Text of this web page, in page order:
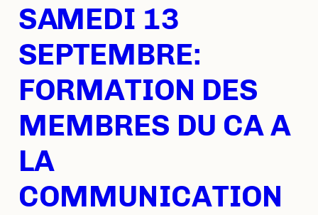
SAMEDI 13
SEPTEMBRE:
FORMATION DES
MEMBRES DU CA A
LA
COMMUNICATION